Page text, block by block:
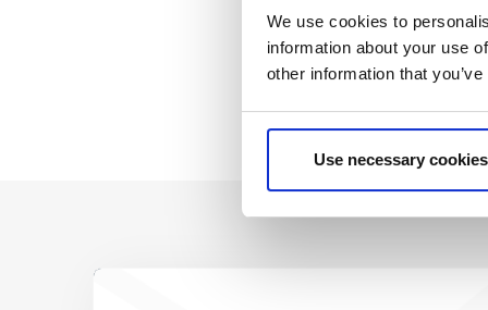
We use cookies to
information about your use
other information that
Use necessary